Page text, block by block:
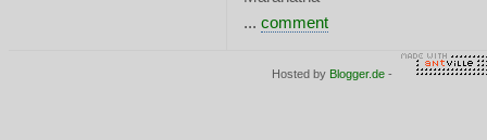
... comment
Hosted by Blogger.de -